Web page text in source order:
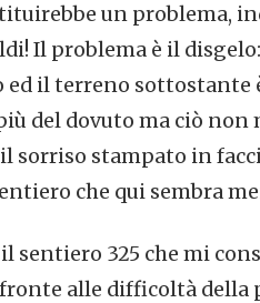
un problema,
Il problema è il
ed il terreno sottostante
del dovuto ma ciò non
stampato in
che qui sembra
sentiero 325 che mi
alle difficoltà della